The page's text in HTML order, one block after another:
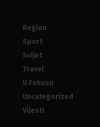
Region
Sport
Svijet
Travel
U Fokusu
Uncategorized
Vijesti